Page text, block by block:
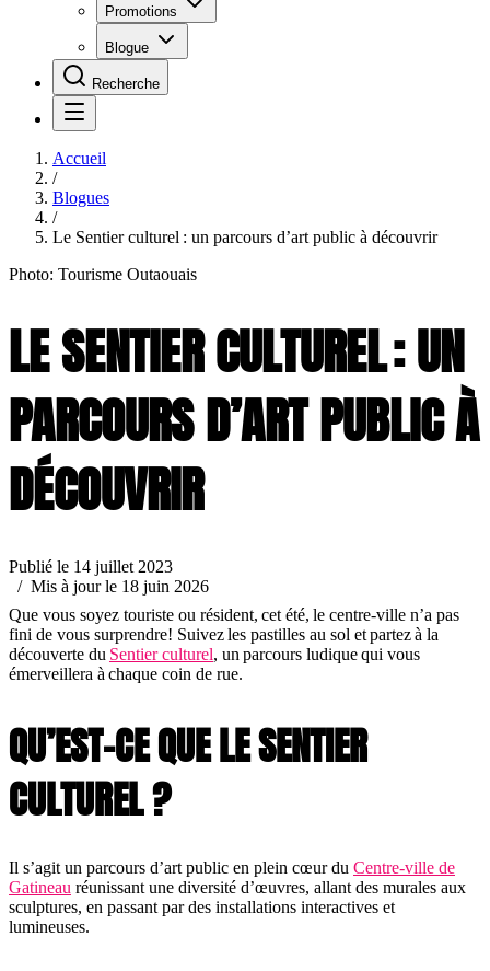
Promotions
Blogue
Recherche
Accueil
/
Blogues
/
Le Sentier culturel : un parcours d’art public à découvrir
Photo: Tourisme Outaouais
LE SENTIER CULTUREL : UN
PARCOURS D’ART PUBLIC À
DÉCOUVRIR
Publié le 14 juillet 2023
/ Mis à jour le 18 juin 2026
Que vous soyez touriste ou résident, cet été, le centre-ville n’a pas
fini de vous surprendre! Suivez les pastilles au sol et partez à la
découverte du Sentier culturel, un parcours ludique qui vous
émerveillera à chaque coin de rue.
QU’EST-CE QUE LE SENTIER
CULTUREL ?
Il s’agit un parcours d’art public en plein cœur du Centre-ville de
Gatineau réunissant une diversité d’œuvres, allant des murales aux
sculptures, en passant par des installations interactives et
lumineuses.